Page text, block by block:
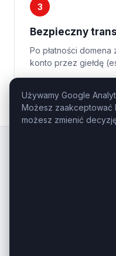
3
Bezpieczny
Po płatności
konto przez giełdę
Używamy Google
Możesz
możesz zmienić